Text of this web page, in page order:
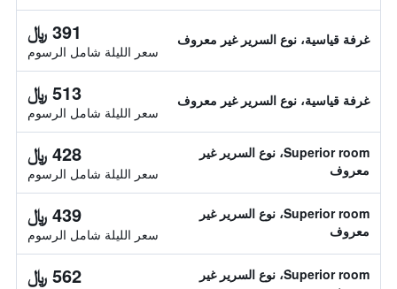
غرفة قياسية، نوع السرير غير معروف 391 ﷼
سعر الليلة شامل الرسوم
غرفة قياسية، نوع السرير غير معروف 513 ﷼
سعر الليلة شامل الرسوم
Superior room، نوع السرير غير
معروف
428 ﷼
سعر الليلة شامل الرسوم
Superior room، نوع السرير غير
معروف
439 ﷼
سعر الليلة شامل الرسوم
Superior room، نوع السرير غير
562 ﷼